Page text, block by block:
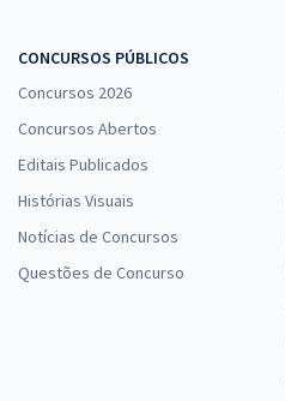
CONCURSOS PÚBLICOS
Concursos 2026
Concursos Abertos
Editais Publicados
Histórias Visuais
Notícias de Concursos
Questões de Concurso